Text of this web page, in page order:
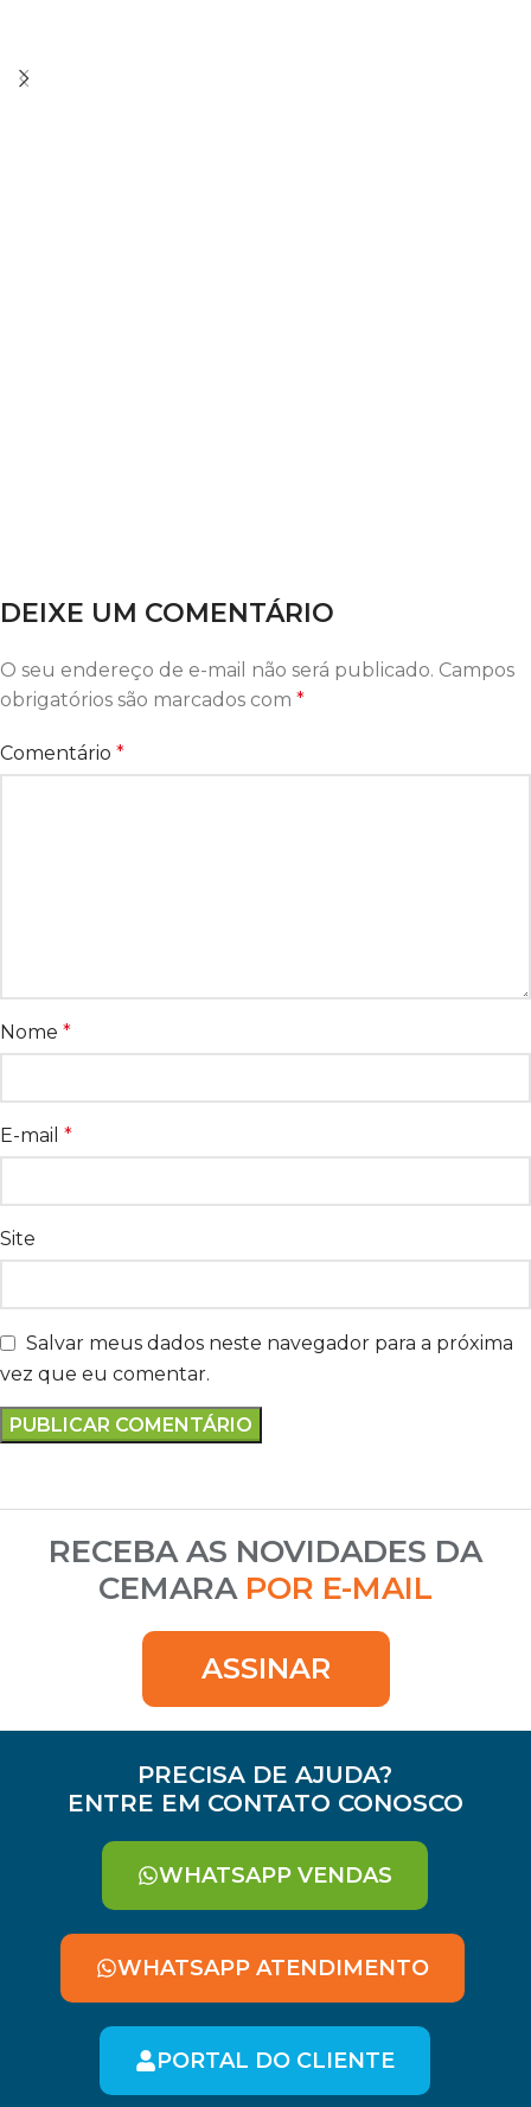
DEIXE UM COMENTÁRIO
O seu endereço de e-mail não será publicado. Campos
obrigatórios são marcados com *
Comentário *
Nome *
E-mail *
Site
Salvar meus dados neste navegador para a próxima
vez que eu comentar.
RECEBA AS NOVIDADES DA
CEMARA POR E-MAIL
ASSINAR
PRECISA DE AJUDA?
ENTRE EM CONTATO CONOSCO
WHATSAPP VENDAS
WHATSAPP ATENDIMENTO
PORTAL DO CLIENTE